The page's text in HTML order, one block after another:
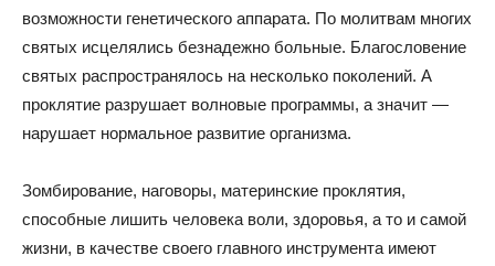
возможности генетического аппарата. По молитвам многих
святых исцелялись безнадежно больные. Благословение
святых распространялось на несколько поколений. А
проклятие разрушает волновые программы, а значит —
нарушает нормальное развитие организма.
Зомбирование, наговоры, материнские проклятия,
способные лишить человека воли, здоровья, а то и самой
жизни, в качестве своего главного инструмента имеют